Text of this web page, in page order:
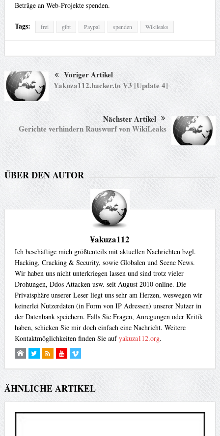
Beträge an Web-Projekte spenden.
Tags: frei gibt Paypal spenden Wikileaks
Voriger Artikel
Yakuza112.hacker.to V3 [Update 4]
Nächster Artikel
Gerichte verhindern Rauswurf von WikiLeaks
ÜBER DEN AUTOR
¥akuza112
Ich beschäftige mich größtenteils mit aktuellen Nachrichten bzgl.
Hacking, Cracking & Security, sowie Globalen und Scene News.
Wir haben uns nicht unterkriegen lassen und sind trotz vieler
Drohungen, Ddos Attacken usw. seit August 2010 online. Die
Privatsphäre unserer Leser liegt uns sehr am Herzen, weswegen wir
keinerlei Nutzerdaten (in Form von IP Adressen) unserer Nutzer in
der Datenbank speichern. Falls Sie Fragen, Anregungen oder Kritik
haben, schicken Sie mir doch einfach eine Nachricht. Weitere
Kontaktmöglichkeiten finden Sie aufyakuza112.org.
ÄHNLICHE ARTIKEL